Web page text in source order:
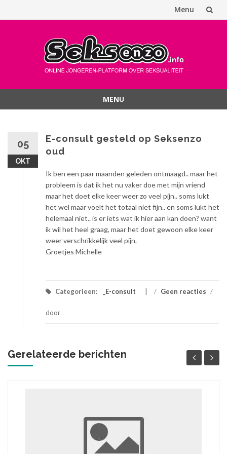
Menu
MENU
05
OKT
E-consult gesteld op Seksenzo
oud
Ik ben een paar maanden geleden ontmaagd.. maar het
probleem is dat ik het nu vaker doe met mijn vriend
maar het doet elke keer weer zo veel pijn.. soms lukt
het wel maar voelt het totaal niet fijn.. en soms lukt het
helemaal niet.. is er iets wat ik hier aan kan doen? want
ik wil het heel graag, maar het doet gewoon elke keer
weer verschrikkelijk veel pijn.
Groetjes Michelle
Categorieen: _E-consult / Geen reacties /
door
Gerelateerde berichten